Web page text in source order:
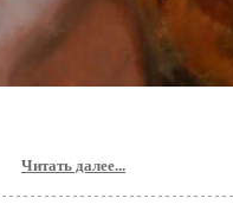
Читать далее...